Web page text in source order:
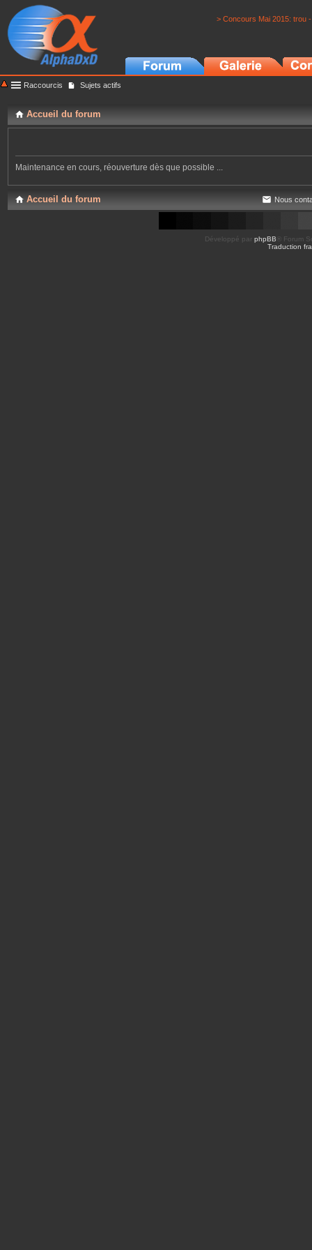
> Concours Mai 2015: trou
Raccourcis Sujets actifs
Accueil du forum
Maintenance en cours, réouverture dès que possible ...
Accueil du forum Nous
Développé par phpBB ® Forum
Traduction